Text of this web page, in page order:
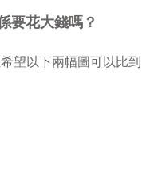
要花大錢嗎？
望以下兩幅圖可以比到